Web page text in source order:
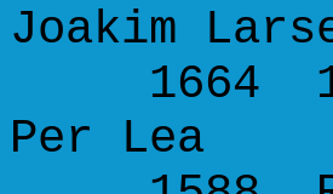
Joakim
1664 1
Per Lea